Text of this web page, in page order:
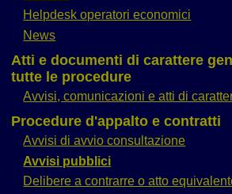
Helpdesk operatori economici
News
Atti e documenti di carattere
tutte le procedure
Avvisi, comunicazioni e atti di
Procedure d'appalto e contratti
Avvisi di avvio consultazione
Avvisi pubblici
Delibere a contrarre o atto